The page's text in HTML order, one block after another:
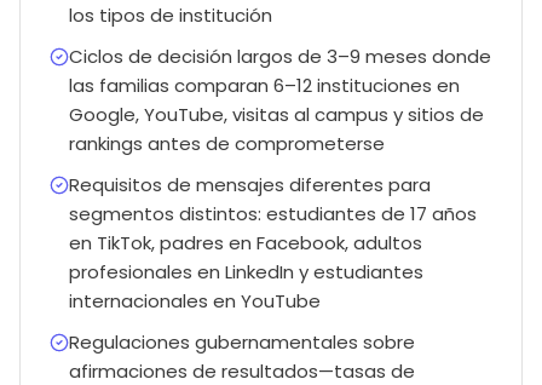
los tipos de institución
Ciclos de decisión largos de 3–9 meses donde
las familias comparan 6–12 instituciones en
Google, YouTube, visitas al campus y sitios de
rankings antes de comprometerse
Requisitos de mensajes diferentes para
segmentos distintos: estudiantes de 17 años
en TikTok, padres en Facebook, adultos
profesionales en LinkedIn y estudiantes
internacionales en YouTube
Regulaciones gubernamentales sobre
afirmaciones de resultados—tasas de